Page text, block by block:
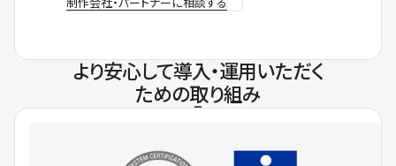
より安心して導入・運用いただく
ための取り組み